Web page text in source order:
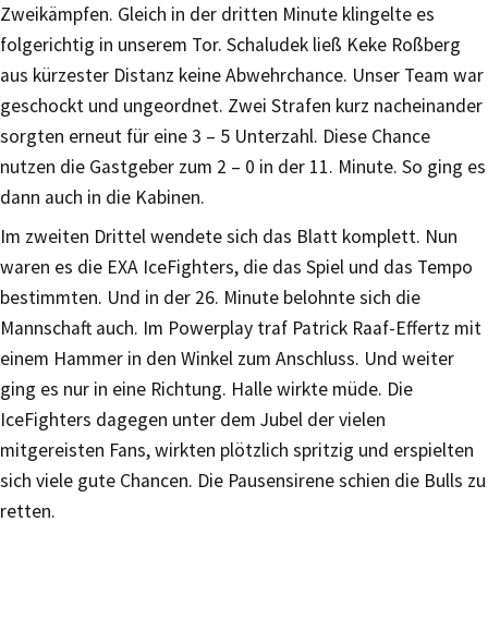
Zweikämpfen. Gleich in der dritten Minute klingelte es
folgerichtig in unserem Tor. Schaludek ließ Keke Roßberg
aus kürzester Distanz keine Abwehrchance. Unser Team war
geschockt und ungeordnet. Zwei Strafen kurz nacheinander
sorgten erneut für eine 3 – 5 Unterzahl. Diese Chance
nutzen die Gastgeber zum 2 – 0 in der 11. Minute. So ging es
dann auch in die Kabinen.
Im zweiten Drittel wendete sich das Blatt komplett. Nun
waren es die EXA IceFighters, die das Spiel und das Tempo
bestimmten. Und in der 26. Minute belohnte sich die
Mannschaft auch. Im Powerplay traf Patrick Raaf-Effertz mit
einem Hammer in den Winkel zum Anschluss. Und weiter
ging es nur in eine Richtung. Halle wirkte müde. Die
IceFighters dagegen unter dem Jubel der vielen
mitgereisten Fans, wirkten plötzlich spritzig und erspielten
sich viele gute Chancen. Die Pausensirene schien die Bulls zu
retten.